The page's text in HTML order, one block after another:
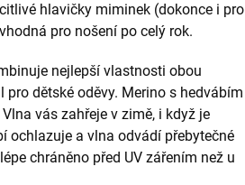
hlavičky miminek (dokonce i pro
pro nošení po celý rok.
nejlepší vlastnosti obou
dětské oděvy. Merino s hedvábím
vás zahřeje v zimě, i když je
ochlazuje a vlna odvádí přebytečné
chráněno před UV zářením než u